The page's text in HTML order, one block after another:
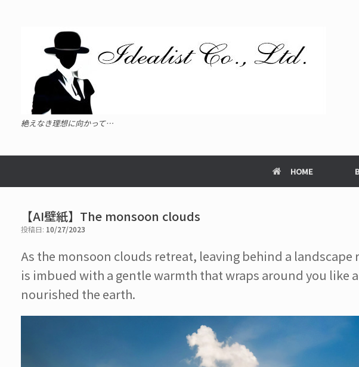
絶えなき理想に向かって…
HOME
【AI壁紙】The monsoon clouds
投稿日: 10/27/2023
As the monsoon clouds retreat, leaving behind a
is imbued with a gentle warmth that wraps around you like
nourished the earth.